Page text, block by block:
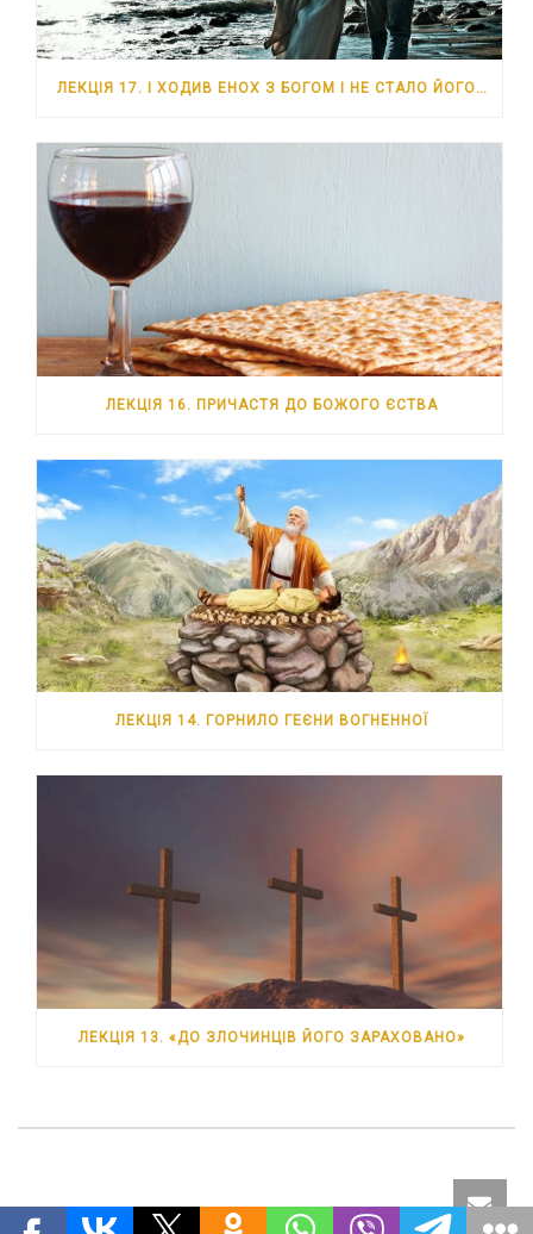
ЛЕКЦІЯ 17. І ХОДИВ ЕНОХ З БОГОМ І НЕ СТАЛО ЙОГО…
ЛЕКЦІЯ 16. ПРИЧАСТЯ ДО БОЖОГО ЄСТВА
ЛЕКЦІЯ 14. ГОРНИЛО ГЕЄНИ ВОГНЕННОЇ
ЛЕКЦІЯ 13. «ДО ЗЛОЧИНЦІВ ЙОГО ЗАРАХОВАНО»